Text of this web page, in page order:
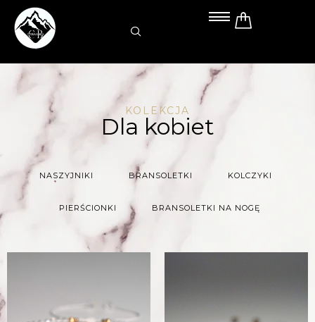
Przejdź
treści
KOLEKCJA
Dla kobiet
NASZYJNIKI BRANSOLETKI KOLCZYKI
PIERŚCIONKI BRANSOLETKI NA NOGĘ